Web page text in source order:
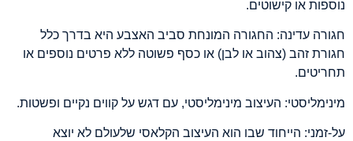
נוספות או קישוטים.
חגורה עדינה: החגורה המונחת סביב האצבע היא בדרך כלל
חגורת זהב (צהוב או לבן) או כסף פשוטה ללא פרטים נוספים או
תחריטים.
מינימליסטי: העיצוב מינימליסטי, עם דגש על קווים נקיים ופשטות.
על-זמני: הייחוד שבו הוא העיצוב הקלאסי שלעולם לא יוצא